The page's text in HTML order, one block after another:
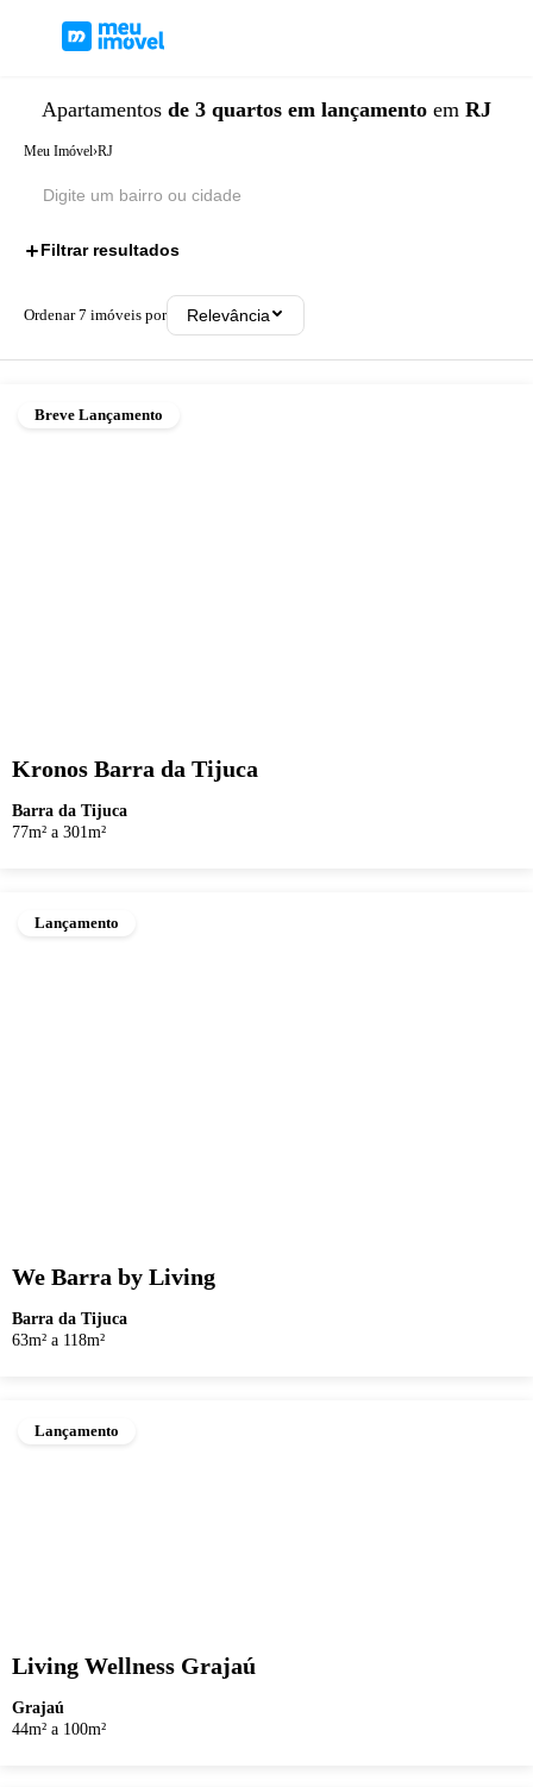
Apartamentos de 3 quartos em lançamento em RJ
Meu Imóvel›RJ
Filtrar resultados
Ordenar7 imóveis por Relevância
Breve Lançamento
Kronos Barra da Tijuca
Barra da Tijuca
77m² a 301m²
Lançamento
We Barra by Living
Barra da Tijuca
63m² a 118m²
Lançamento
Living Wellness Grajaú
Grajaú
44m² a 100m²